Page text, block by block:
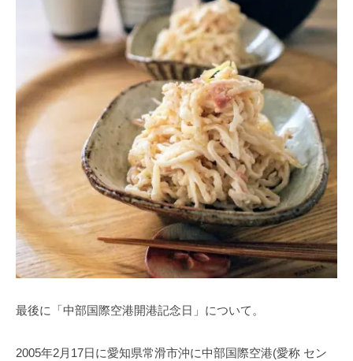
最後に「中部国際空港開港記念日」について。
2005年2月17日に愛知県常滑市沖に中部国際空港(愛称 セン